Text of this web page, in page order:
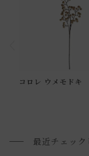
通常配送について
■ご不明な点やご
コロレ ウメモドキ
最近チェッ